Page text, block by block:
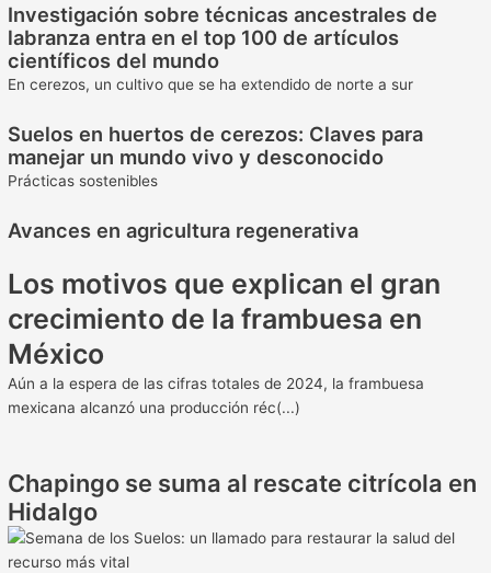
Investigación sobre técnicas ancestrales de
labranza entra en el top 100 de artículos
científicos del mundo
En cerezos, un cultivo que se ha extendido de norte a sur
Suelos en huertos de cerezos: Claves para
manejar un mundo vivo y desconocido
Prácticas sostenibles
Avances en agricultura regenerativa
Los motivos que explican el gran
crecimiento de la frambuesa en
México
Aún a la espera de las cifras totales de 2024, la frambuesa
mexicana alcanzó una producción réc(...)
Chapingo se suma al rescate citrícola en
Hidalgo